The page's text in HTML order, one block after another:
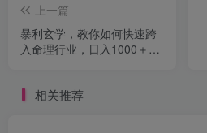
上一篇
暴利玄学，教你如何快速跨
入命理行业，日入1000＋月
相关推荐